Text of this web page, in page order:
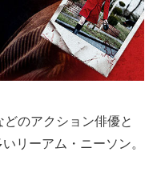
のアクション俳優と
リーアム・ニーソン。